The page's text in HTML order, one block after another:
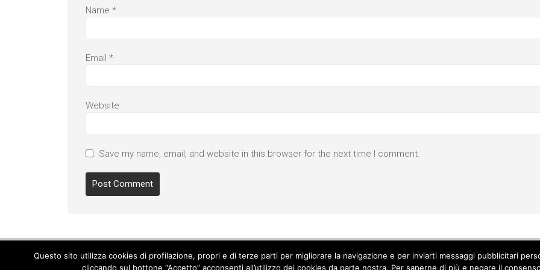
Name *
Email *
Website
Save my name, email, and website in this browser for the next time I comment.
Questo sito utilizza cookies di profilazione, propri e di terze parti per migliorare la navigazione e per inviarti messaggi pubblicitari
cliccando sul bottone “Accetto” acconsenti all’utilizzo dei cookies da parte nostra. Per saperne di più e negare il